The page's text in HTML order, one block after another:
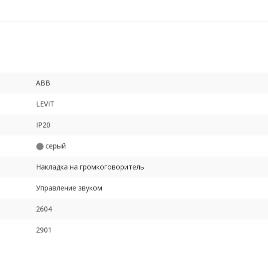
ABB
LEVIT
IP20
серый
Накладка на громкоговоритель
Управление звуком
2604
2901